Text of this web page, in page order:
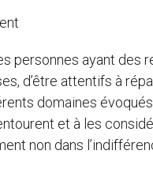
personnes ayant
d’être attentifs à
domaines
et à les
non dans